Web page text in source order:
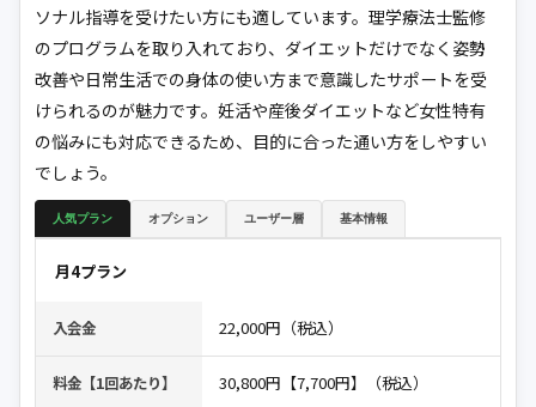
ソナル指導を受けたい方にも適しています。理学療法士監修
のプログラムを取り入れており、ダイエットだけでなく姿勢
改善や日常生活での身体の使い方まで意識したサポートを受
けられるのが魅力です。妊活や産後ダイエットなど女性特有
の悩みにも対応できるため、目的に合った通い方をしやすい
でしょう。
人気プラン オプション ユーザー層 基本情報
月4プラン
入会金 22,000円（税込）
料金【1回あたり】 30,800円【7,700円】（税込）